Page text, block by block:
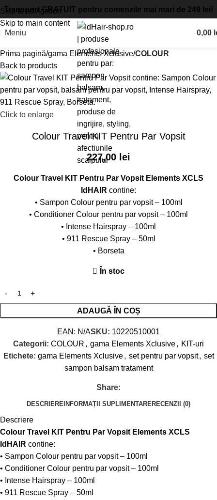
Skip to navigation
Skip to main content
Transport GRATUIT pentru comenzile mai mari de 249 lei!
Meniu 0,00
Prima pagină gama Elements Xclusive COLOUR
Back to products
Click to enlarge
Colour Travel KIT Pentru Par Vopsit
227,00 lei
Colour Travel KIT Pentru Par Vopsit Elements XCLS
IdHAIR contine:
• Sampon Colour pentru par vopsit – 100ml
• Conditioner Colour pentru par vopsit – 100ml
• Intense Hairspray – 100ml
• 911 Rescue Spray – 50ml
• Borseta
În stoc
ADAUGĂ ÎN COȘ
EAN: N/ASKU: 10220510001
Categorii: COLOUR , gama Elements Xclusive, KIT-uri
Etichete: gama Elements Xclusive , set pentru par vopsit , set
sampon balsam tratament
Share:
DESCRIERE INFORMAȚII SUPLIMENTARE RECENZII (0)
Descriere
Colour Travel KIT Pentru Par Vopsit Elements XCLS
IdHAIR contine:
• Sampon Colour pentru par vopsit – 100ml
• Conditioner Colour pentru par vopsit – 100ml
• Intense Hairspray – 100ml
• 911 Rescue Spray – 50ml